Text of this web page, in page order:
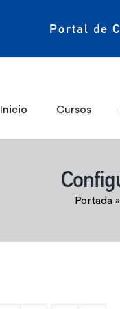
Portal de
Inicio Cursos
Portada »